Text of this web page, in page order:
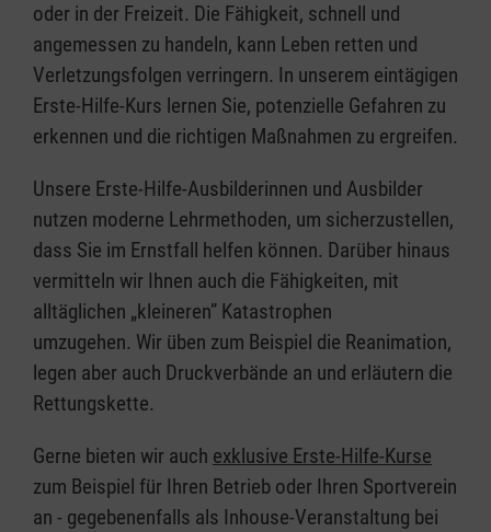
oder in der Freizeit. Die Fähigkeit, schnell und
angemessen zu handeln, kann Leben retten und
Verletzungsfolgen verringern. In unserem eintägigen
Erste-Hilfe-Kurs lernen Sie, potenzielle Gefahren zu
erkennen und die richtigen Maßnahmen zu ergreifen.
Unsere Erste-Hilfe-Ausbilderinnen und Ausbilder
nutzen moderne Lehrmethoden, um sicherzustellen,
dass Sie im Ernstfall helfen können. Darüber hinaus
vermitteln wir Ihnen auch die Fähigkeiten, mit
alltäglichen „kleineren” Katastrophen
umzugehen. Wir üben zum Beispiel die Reanimation,
legen aber auch Druckverbände an und erläutern die
Rettungskette.
Gerne bieten wir auch exklusive Erste-Hilfe-Kurse
zum Beispiel für Ihren Betrieb oder Ihren Sportverein
an - gegebenenfalls als Inhouse-Veranstaltung bei